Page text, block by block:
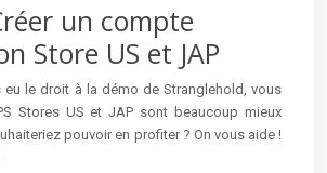
un compte
Store US et JAP
eu le droit à la démo de Stranglehold, vous
Stores US et JAP sont beaucoup mieux
pouvoir en profiter ? On vous aide !